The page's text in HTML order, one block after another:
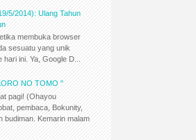
5/2014): Ulang Tahun
membuka browser
sesuatu yang unik
hari ini. Ya, Google D...
NO TOMO "
pagi! (Ohayou
pembaca, Bokunity,
budiman. Kemarin malam